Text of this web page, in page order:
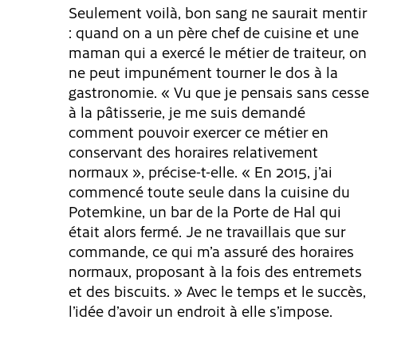
Seulement voilà, bon sang ne saurait mentir
: quand on a un père chef de cuisine et une
maman qui a exercé le métier de traiteur, on
ne peut impunément tourner le dos à la
gastronomie. « Vu que je pensais sans cesse
à la pâtisserie, je me suis demandé
comment pouvoir exercer ce métier en
conservant des horaires relativement
normaux », précise-t-elle. « En 2015, j’ai
commencé toute seule dans la cuisine du
Potemkine, un bar de la Porte de Hal qui
était alors fermé. Je ne travaillais que sur
commande, ce qui m’a assuré des horaires
normaux, proposant à la fois des entremets
et des biscuits. » Avec le temps et le succès,
l’idée d’avoir un endroit à elle s’impose.